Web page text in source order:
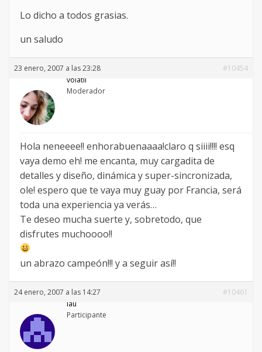
Lo dicho a todos grasias.
un saludo
23 enero, 2007 a las 23:28
#10454
volatil
Moderador
Hola neneeee!! enhorabuenaaaa!claro q siiii!!!! esq
vaya demo eh! me encanta, muy cargadita de
detalles y diseño, dinámica y super-sincronizada,
ole! espero que te vaya muy guay por Francia, será
toda una experiencia ya verás…
Te deseo mucha suerte y, sobretodo, que
disfrutes muchoooo!!
un abrazo campeón!!! y a seguir así!!
24 enero, 2007 a las 14:27
#10461
lau
Participante